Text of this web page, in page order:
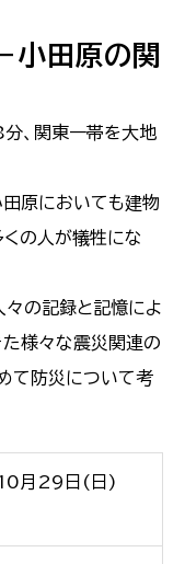
小田原の関
、関東一帯を大地
田原においても建物
の人が犠牲にな
の記録と記憶によ
た様々な震災関連の
て防災について考
月29日(日)